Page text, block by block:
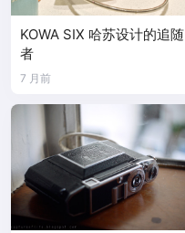
KOWA SIX 哈苏设计的追随
者
7 月前